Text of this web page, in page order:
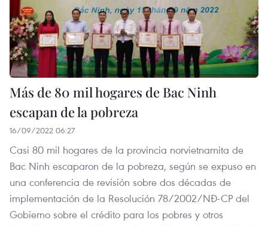
Más de 80 mil hogares de Bac Ninh
escapan de la pobreza
16/09/2022 06:27
Casi 80 mil hogares de la provincia norvietnamita de
Bac Ninh escaparon de la pobreza, según se expuso en
una conferencia de revisión sobre dos décadas de
implementación de la Resolución 78/2002/NĐ-CP del
Gobierno sobre el crédito para los pobres y otros